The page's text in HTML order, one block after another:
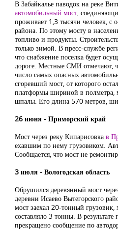
В Забайкалье паводок на реке
автомобильный мост ,
проживает 1,3 тысячи человек, с
района. По этому мосту в
топливо и продукты.
только зимой. В пресс-службе
что снабжение поселка будет
дороге. Местные СМИ отмечают,
число самых опасных
сгоревший мост, от которого
платформы шириной в
шпалы. Его длина 570 метров,
26 июня ‒ Приморский край
Мост через реку Кипарисовка в
ехавшим по нему грузовиком.
Сообщается, что мост не
3 июля ‒ Вологодская область
Обрушился деревянный мост
деревни Исаево Вытегорского
мост заехал 20-тонный грузовик,
составляло 3 тонны. В
прекращено сообщение по